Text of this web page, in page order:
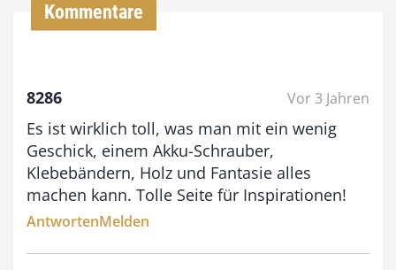
b
i
s
3
Kommentare
8286 Vor 3 Jahren
Es ist wirklich toll, was man mit ein wenig
Geschick, einem Akku-Schrauber,
Klebebändern, Holz und Fantasie alles
machen kann. Tolle Seite für Inspirationen!
AntwortenMelden